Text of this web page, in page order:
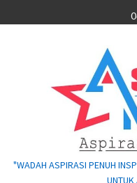
to
"WADAH ASPIRASI PENUH
UNTUK